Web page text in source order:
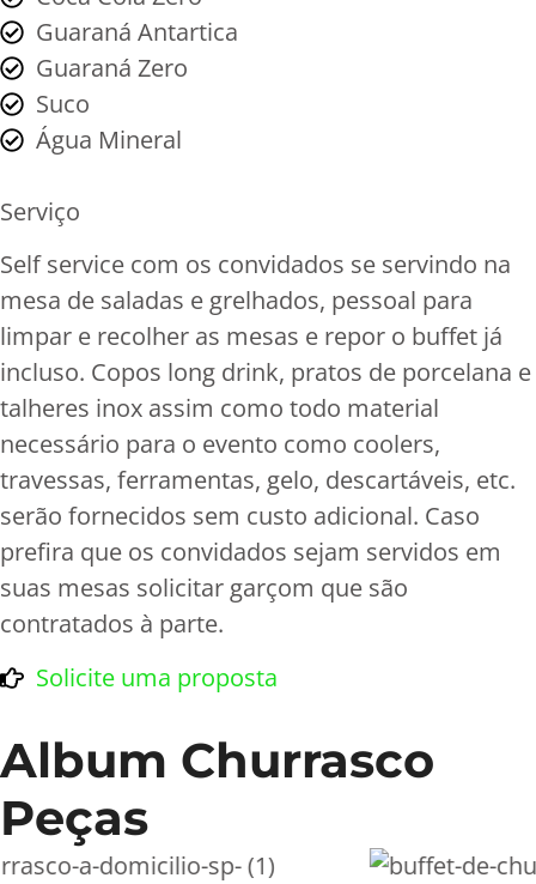
Guaraná Antartica
Guaraná Zero
Suco
Água Mineral
Serviço
Self service com os convidados se servindo na
mesa de saladas e grelhados, pessoal para
limpar e recolher as mesas e repor o buffet já
incluso. Copos long drink, pratos de porcelana e
talheres inox assim como todo material
necessário para o evento como coolers,
travessas, ferramentas, gelo, descartáveis, etc.
serão fornecidos sem custo adicional. Caso
prefira que os convidados sejam servidos em
suas mesas solicitar garçom que são
contratados à parte.
Solicite uma proposta
Album Churrasco
Peças